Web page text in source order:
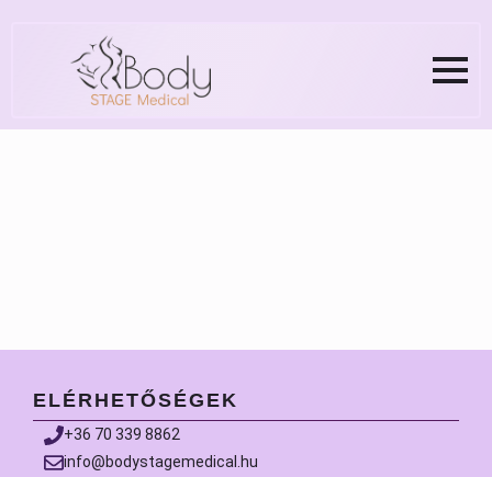
ELÉRHETŐSÉGEK
+36 70 339 8862
info@bodystagemedical.hu